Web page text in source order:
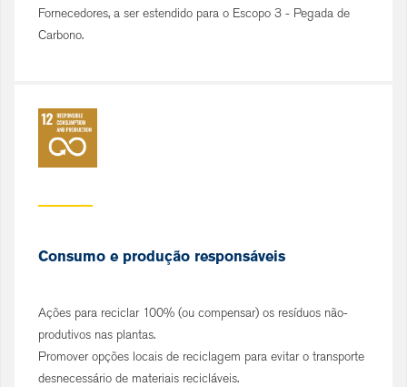
Fornecedores, a ser estendido para o Escopo 3 - Pegada de
Carbono.
Consumo e produção responsáveis
Ações para reciclar 100% (ou compensar) os resíduos não-
produtivos nas plantas.
Promover opções locais de reciclagem para evitar o transporte
desnecessário de materiais recicláveis.